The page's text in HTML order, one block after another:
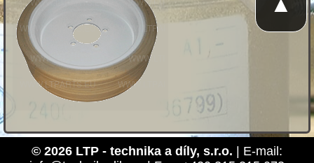
© 2026 LTP - technika a díly, s.r.o. | E-mail: